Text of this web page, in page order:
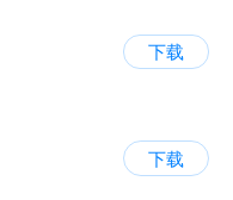
下载
下载